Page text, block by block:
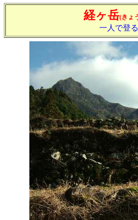
経ヶ岳(きょ
一人で登る